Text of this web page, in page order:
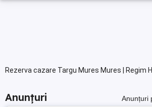
Rezerva cazare Targu Mures Mures | Regim
Anunțuri Anunțuri